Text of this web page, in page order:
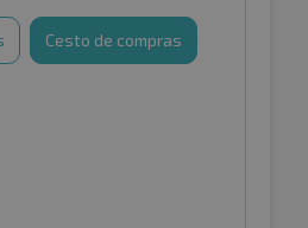
Cesto de compras